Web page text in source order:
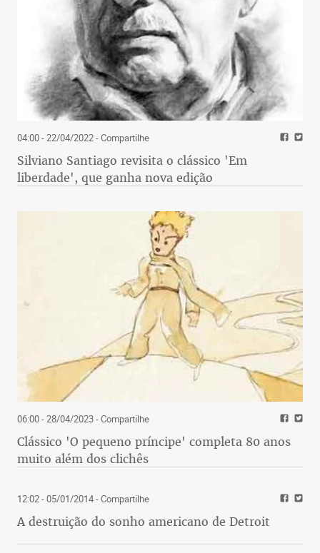
04:00 - 22/04/2022- Compartilhe
Silviano Santiago revisita o clássico 'Em
liberdade', que ganha nova edição
06:00 - 28/04/2023- Compartilhe
Clássico 'O pequeno príncipe' completa 80 anos
muito além dos clichês
12:02 - 05/01/2014- Compartilhe
A destruição do sonho americano de Detroit